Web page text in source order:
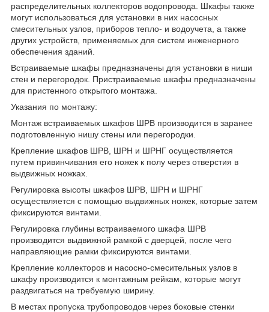
распределительных коллекторов водопровода. Шкафы также
могут использоваться для установки в них насосных
смесительных узлов, приборов тепло- и водоучета, а также
других устройств, применяемых для систем инженерного
обеспечения зданий.
Встраиваемые шкафы предназначены для установки в ниши
стен и перегородок. Пристраиваемые шкафы предназначены
для пристенного открытого монтажа.
Указания по монтажу:
Монтаж встраиваемых шкафов ШРВ производится в заранее
подготовленную нишу стены или перегородки.
Крепление шкафов ШРВ, ШРН и ШРНГ осуществляется
путем привинчивания его ножек к полу через отверстия в
выдвижных ножках.
Регулировка высоты шкафов ШРВ, ШРН и ШРНГ
осуществляется с помощью выдвижных ножек, которые затем
фиксируются винтами.
Регулировка глубины встраиваемого шкафа ШРВ
производится выдвижной рамкой с дверцей, после чего
направляющие рамки фиксируются винтами.
Крепление коллекторов и насосно-смесительных узлов в
шкафу производится к монтажным рейкам, которые могут
раздвигаться на требуемую ширину.
В местах пропуска трубопроводов через боковые стенки